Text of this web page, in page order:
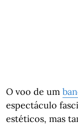
O voo de um
espectáculo
estéticos, mas